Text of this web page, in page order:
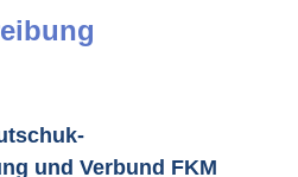
und Verbund FKM